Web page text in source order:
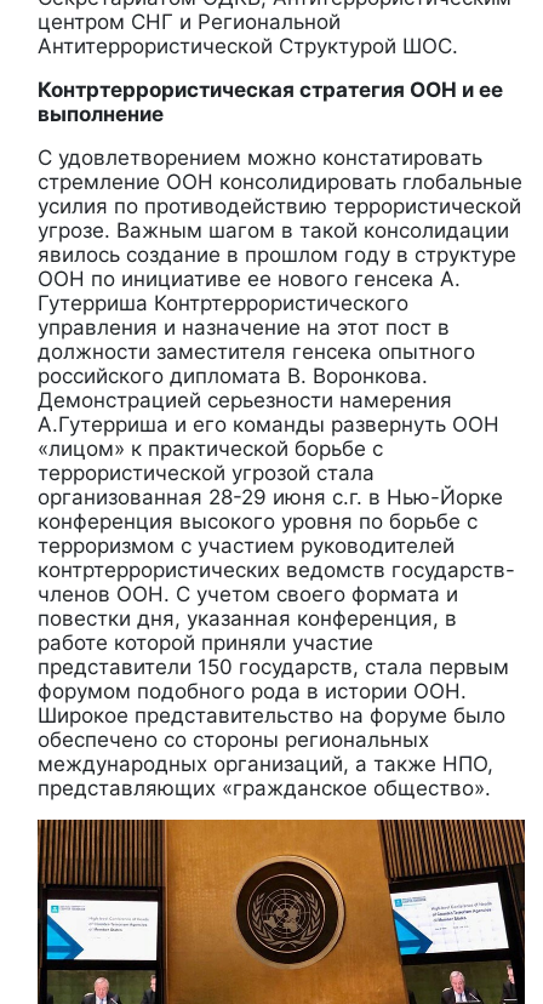
центром СНГ и Региональной
Антитеррористической Структурой ШОС.
Контртеррористическая стратегия ООН и ее
выполнение
С удовлетворением можно констатировать
стремление ООН консолидировать глобальные
усилия по противодействию террористической
угрозе. Важным шагом в такой консолидации
явилось создание в прошлом году в структуре
ООН по инициативе ее нового генсека А.
Гутерриша Контртеррористического
управления и назначение на этот пост в
должности заместителя генсека опытного
российского дипломата В. Воронкова.
Демонстрацией серьезности намерения
А.Гутерриша и его команды развернуть ООН
«лицом» к практической борьбе с
террористической угрозой стала
организованная 28-29 июня с.г. в Нью-Йорке
конференция высокого уровня по борьбе с
терроризмом с участием руководителей
контртеррористических ведомств государств-
членов ООН. С учетом своего формата и
повестки дня, указанная конференция, в
работе которой приняли участие
представители 150 государств, стала первым
форумом подобного рода в истории ООН.
Широкое представительство на форуме было
обеспечено со стороны региональных
международных организаций, а также НПО,
представляющих «гражданское общество».